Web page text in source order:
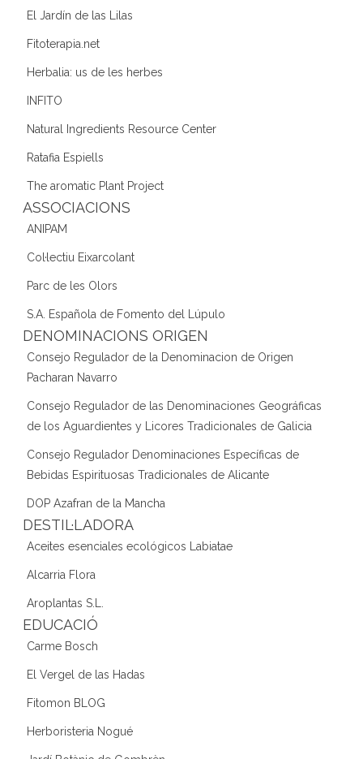
El Jardín de las Lilas
Fitoterapia.net
Herbalia: us de les herbes
INFITO
Natural Ingredients Resource Center
Ratafia Espiells
The aromatic Plant Project
ASSOCIACIONS
ANIPAM
Col·lectiu Eixarcolant
Parc de les Olors
S.A. Española de Fomento del Lúpulo
DENOMINACIONS ORIGEN
Consejo Regulador de la Denominacion de Origen
Pacharan Navarro
Consejo Regulador de las Denominaciones Geográficas
de los Aguardientes y Licores Tradicionales de Galicia
Consejo Regulador Denominaciones Específicas de
Bebidas Espirituosas Tradicionales de Alicante
DOP Azafran de la Mancha
DESTIL·LADORA
Aceites esenciales ecológicos Labiatae
Alcarria Flora
Aroplantas S.L.
EDUCACIÓ
Carme Bosch
El Vergel de las Hadas
Fitomon BLOG
Herboristeria Nogué